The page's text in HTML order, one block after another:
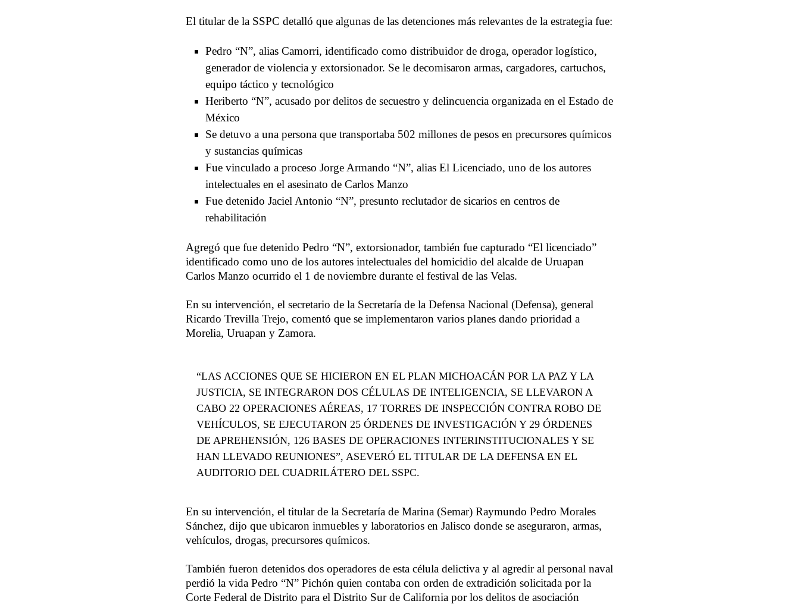
El titular de la SSPC detalló que algunas de las detenciones más relevantes de la estrategia fue:
Pedro “N”, alias Camorri, identificado como distribuidor de droga, operador logístico,
generador de violencia y extorsionador. Se le decomisaron armas, cargadores, cartuchos,
equipo táctico y tecnológico
Heriberto “N”, acusado por delitos de secuestro y delincuencia organizada en el Estado de
México
Se detuvo a una persona que transportaba 502 millones de pesos en precursores químicos
y sustancias químicas
Fue vinculado a proceso Jorge Armando “N”, alias El Licenciado, uno de los autores
intelectuales en el asesinato de Carlos Manzo
Fue detenido Jaciel Antonio “N”, presunto reclutador de sicarios en centros de
rehabilitación
Agregó que fue detenido Pedro “N”, extorsionador, también fue capturado “El licenciado”
identificado como uno de los autores intelectuales del homicidio del alcalde de Uruapan
Carlos Manzo ocurrido el 1 de noviembre durante el festival de las Velas.
En su intervención, el secretario de la Secretaría de la Defensa Nacional (Defensa), general
Ricardo Trevilla Trejo, comentó que se implementaron varios planes dando prioridad a
Morelia, Uruapan y Zamora.
“LAS ACCIONES QUE SE HICIERON EN EL PLAN MICHOACÁN POR LA PAZ Y LA
JUSTICIA, SE INTEGRARON DOS CÉLULAS DE INTELIGENCIA, SE LLEVARON A
CABO 22 OPERACIONES AÉREAS, 17 TORRES DE INSPECCIÓN CONTRA ROBO DE
VEHÍCULOS, SE EJECUTARON 25 ÓRDENES DE INVESTIGACIÓN Y 29 ÓRDENES
DE APREHENSIÓN, 126 BASES DE OPERACIONES INTERINSTITUCIONALES Y SE
HAN LLEVADO REUNIONES”, ASEVERÓ EL TITULAR DE LA DEFENSA EN EL
AUDITORIO DEL CUADRILÁTERO DEL SSPC.
En su intervención, el titular de la Secretaría de Marina (Semar) Raymundo Pedro Morales
Sánchez, dijo que ubicaron inmuebles y laboratorios en Jalisco donde se aseguraron, armas,
vehículos, drogas, precursores químicos.
También fueron detenidos dos operadores de esta célula delictiva y al agredir al personal naval
perdió la vida Pedro “N” Pichón quien contaba con orden de extradición solicitada por la
Corte Federal de Distrito para el Distrito Sur de California por los delitos de asociación